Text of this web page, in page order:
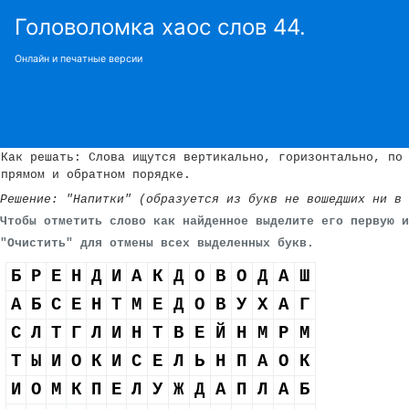
Головоломка хаос слов 44.
Онлайн и печатные версии
Как решать: Слова ищутся вертикально, горизонтально, по
прямом и обратном порядке.
Решение: "Напитки" (образуется из букв не вошедших ни в
Чтобы отметить слово как найденное выделите его
"Очистить" для отмены всех выделенных букв.
Б Р Е Н Д И А К Д О В О Д А Ш
А Б С Е Н Т М Е Д О В У Х А Г
С Л Т Г Л И Н Т В Е Й Н М Р М
Т Ы И О К И С Е Л Ь Н П А О К
И О М К П Е Л У Ж Д А П Л А Б